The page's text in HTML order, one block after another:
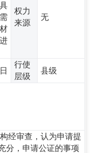
权力
来源
无
行使
层级
县级
经审查，认为申请提
分，申请公证的事项